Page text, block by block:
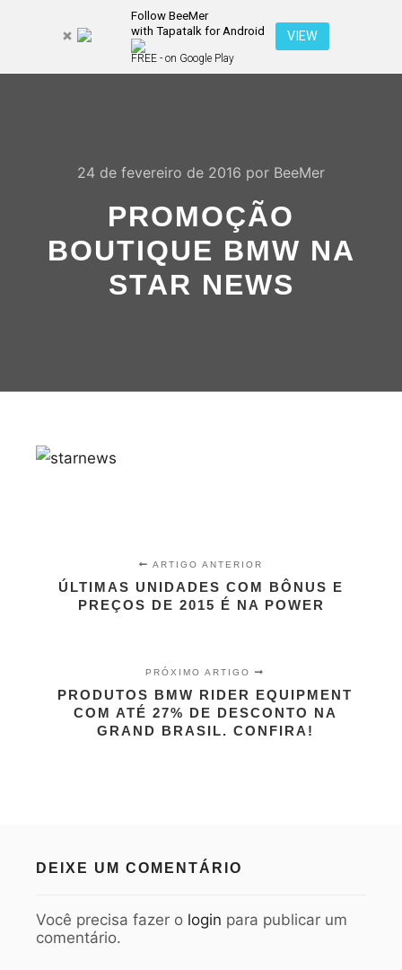
Follow BeeMer
with Tapatalk for Android
FREE - on Google Play
VIEW
24 de fevereiro de 2016 por BeeMer
PROMOÇÃO
BOUTIQUE BMW NA
STAR NEWS
ARTIGO ANTERIOR
ÚLTIMAS UNIDADES COM BÔNUS E
PREÇOS DE 2015 É NA POWER
PRÓXIMO ARTIGO
PRODUTOS BMW RIDER EQUIPMENT
COM ATÉ 27% DE DESCONTO NA
GRAND BRASIL. CONFIRA!
DEIXE UM COMENTÁRIO
Você precisa fazer o login para publicar um
comentário.